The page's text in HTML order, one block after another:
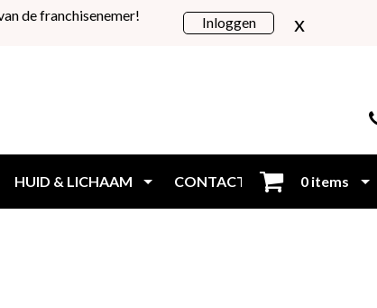
de franchisenemer!
Inloggen x
HUID & LICHAAM CONTACT Inloggen
0 items